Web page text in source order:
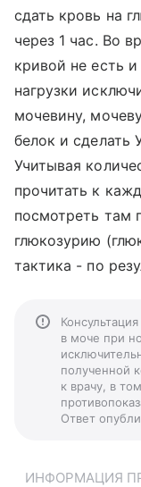
сдать кровь на
через 1 час. Во
кривой не есть
нагрузки
мочевину,
белок и сделать
Учитывая
прочитать к
посмотреть там
глюкозурию
тактика - по
в моче при
полученной
к врачу, в
Ответ
ИНФОРМАЦИЯ